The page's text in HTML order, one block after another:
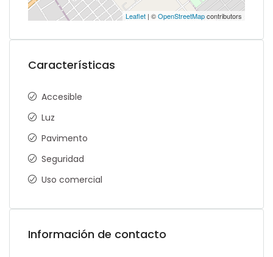
Leaflet | ©OpenStreetMapcontributors
Características
Accesible
Luz
Pavimento
Seguridad
Uso comercial
Información de contacto